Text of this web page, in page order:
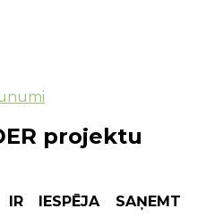
projektu
IESPĒJA SAŅEMT